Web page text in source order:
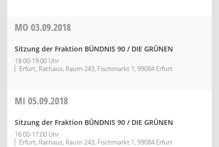
MO 03.09.2018
Sitzung der Fraktion BÜNDNIS 90 / DIE GRÜNEN
18:00-19:00 Uhr
Erfurt, Rathaus, Raum 243, Fischmarkt 1, 99084 Erfurt
MI 05.09.2018
Sitzung der Fraktion BÜNDNIS 90 / DIE GRÜNEN
16:00-17:00 Uhr
Erfurt, Rathaus, Raum 243, Fischmarkt 1, 99084 Erfurt